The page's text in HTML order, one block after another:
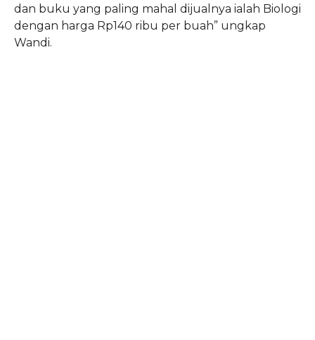
dan buku yang paling mahal dijualnya ialah Biologi
dengan harga Rp140 ribu per buah” ungkap
Wandi.